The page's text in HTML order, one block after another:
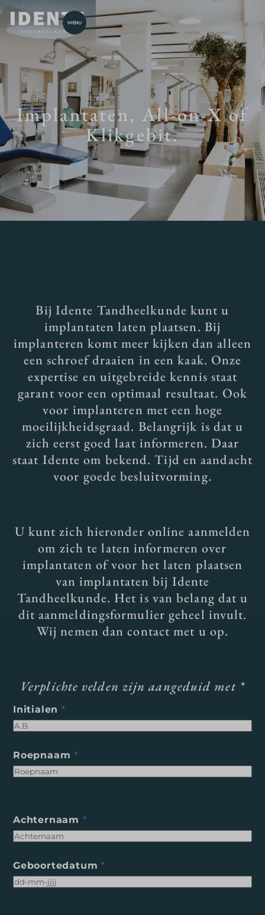
MENU
Implantaten, All-on-X of
Klikgebit.
Bij Idente Tandheelkunde kunt u
implantaten laten plaatsen. Bij
implanteren komt meer kijken dan alleen
een schroef draaien in een kaak. Onze
expertise en uitgebreide kennis staat
garant voor een optimaal resultaat. Ook
voor implanteren met een hoge
moeilijkheidsgraad. Belangrijk is dat u
zich eerst goed laat informeren. Daar
staat Idente om bekend. Tijd en aandacht
voor goede besluitvorming.
U kunt zich hieronder online aanmelden
om zich te laten informeren over
implantaten of voor het laten plaatsen
van implantaten bij Idente
Tandheelkunde. Het is van belang dat u
dit aanmeldingsformulier geheel invult.
Wij nemen dan contact met u op.
Verplichte velden zijn aangeduid met *
Initialen *
Roepnaam*
Achternaam *
Geboortedatum*